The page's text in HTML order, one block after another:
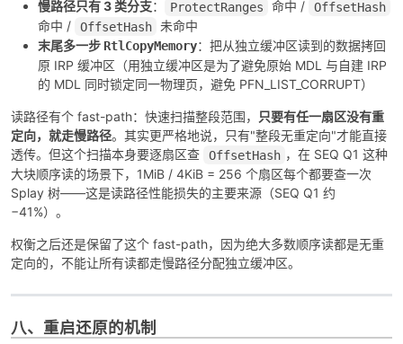
慢路径只有 3 类分支： ProtectRanges 命中 / OffsetHash
命中 / OffsetHash 未命中
末尾多一步 RtlCopyMemory：把从独立缓冲区读到的数据拷回
原 IRP 缓冲区（用独立缓冲区是为了避免原始 MDL 与自建 IRP
的 MDL 同时锁定同一物理页，避免 PFN_LIST_CORRUPT）
读路径有个 fast-path：快速扫描整段范围，
只要有任一扇区没有重
定向，就走慢路径。其实更严格地说，只有"整段无重定向"才能直接
透传。但这个扫描本身要逐扇区查
OffsetHash ，在 SEQ Q1 这种
大块顺序读的场景下，1MiB / 4KiB = 256 个扇区每个都要查一次
Splay 树——这是读路径性能损失的主要来源（SEQ Q1 约
−41%）。
权衡之后还是保留了这个 fast-path，因为绝大多数顺序读都是无重
定向的，不能让所有读都走慢路径分配独立缓冲区。
八、重启还原的机制